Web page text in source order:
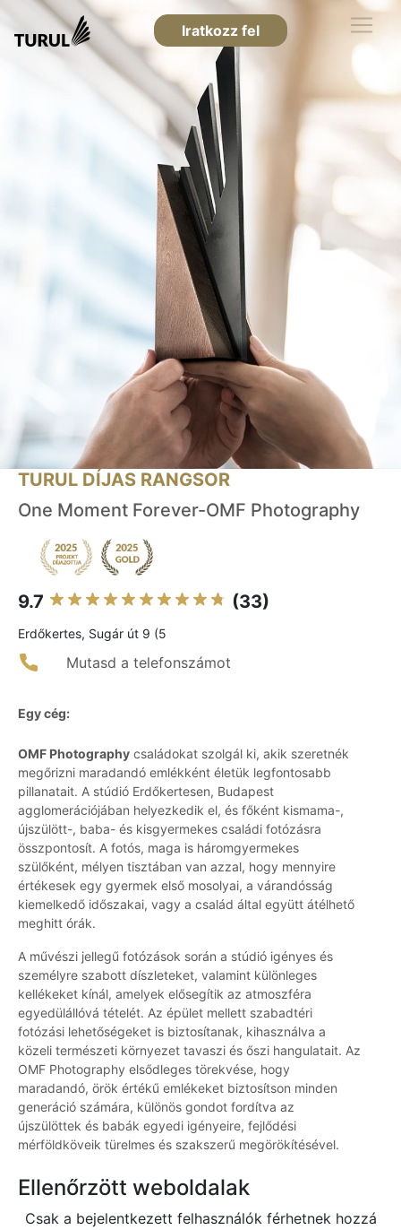
Iratkozz fel
TURUL DÍJAS RANGSOR
One Moment Forever-OMF Photography
9.7 (33)
Erdőkertes, Sugár út 9 (5
Mutasd a telefonszámot
Egy cég:
OMF Photography családokat szolgál ki, akik szeretnék
megőrizni maradandó emlékként életük legfontosabb
pillanatait. A stúdió Erdőkertesen, Budapest
agglomerációjában helyezkedik el, és főként kismama-,
újszülött-, baba- és kisgyermekes családi fotózásra
összpontosít. A fotós, maga is háromgyermekes
szülőként, mélyen tisztában van azzal, hogy mennyire
értékesek egy gyermek első mosolyai, a várandósság
kiemelkedő időszakai, vagy a család által együtt átélhető
meghitt órák.
A művészi jellegű fotózások során a stúdió igényes és
személyre szabott díszleteket, valamint különleges
kellékeket kínál, amelyek elősegítik az atmoszféra
egyedülállóvá tételét. Az épület mellett szabadtéri
fotózási lehetőségeket is biztosítanak, kihasználva a
közeli természeti környezet tavaszi és őszi hangulatait. Az
OMF Photography elsődleges törekvése, hogy
maradandó, örök értékű emlékeket biztosítson minden
generáció számára, különös gondot fordítva az
újszülöttek és babák egyedi igényeire, fejlődési
mérföldköveik türelmes és szakszerű megörökítésével.
Ellenőrzött weboldalak
Csak a bejelentkezett felhasználók férhetnek hozzá